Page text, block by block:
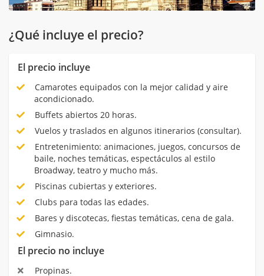
¿Qué incluye el precio?
El precio incluye
Camarotes equipados con la mejor calidad y aire
acondicionado.
Buffets abiertos 20 horas.
Vuelos y traslados en algunos itinerarios (consultar).
Entretenimiento: animaciones, juegos, concursos de
baile, noches temáticas, espectáculos al estilo
Broadway, teatro y mucho más.
Piscinas cubiertas y exteriores.
Clubs para todas las edades.
Bares y discotecas, fiestas temáticas, cena de gala.
Gimnasio.
El precio no incluye
Propinas.